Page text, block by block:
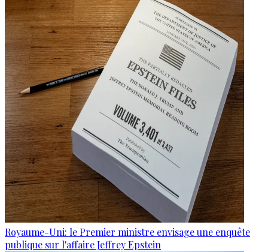
Royaume-Uni: le Premier ministre envisage une enquête
publique sur l'affaire Jeffrey Epstein